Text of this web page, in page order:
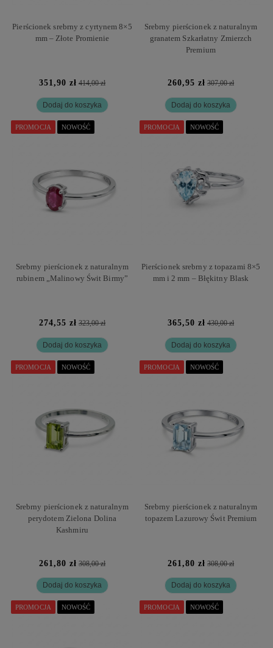
Pierścionek srebrny z cyrtynem 8×5
mm – Złote Promienie
351,90 zł 414,00 zł
Dodaj do koszyka
Srebrny pierścionek z naturalnym
granatem Szkarłatny Zmierzch
Premium
260,95 zł 307,00 zł
Dodaj do koszyka
Srebrny pierścionek z naturalnym
rubinem „Malinowy Świt Birmy”
274,55 zł 323,00 zł
Dodaj do koszyka
PROMOCJA NOWOŚĆ
Pierścionek srebrny z topazami 8×5
mm i 2 mm – Błękitny Blask
365,50 zł 430,00 zł
Dodaj do koszyka
PROMOCJA NOWOŚĆ
Srebrny pierścionek z naturalnym
perydotem Zielona Dolina
Kashmiru
261,80 zł 308,00 zł
Dodaj do koszyka
PROMOCJA NOWOŚĆ
Srebrny pierścionek z naturalnym
topazem Lazurowy Świt Premium
261,80 zł 308,00 zł
Dodaj do koszyka
PROMOCJA NOWOŚĆ
PROMOCJA NOWOŚĆ PROMOCJA NOWOŚĆ